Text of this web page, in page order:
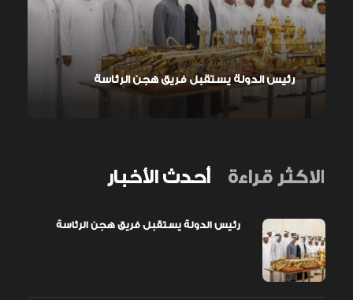
رئيس الدولة يستقبل فريق هجن الرئاسة
أحدث الأخبار الاكثر قراءة